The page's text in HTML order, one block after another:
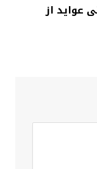
افغانی عواید از